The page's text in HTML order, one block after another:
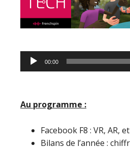
Lecteur
audio
00:00
Au programme :
Facebook F8 : VR, AR,
Bilans de l’année :